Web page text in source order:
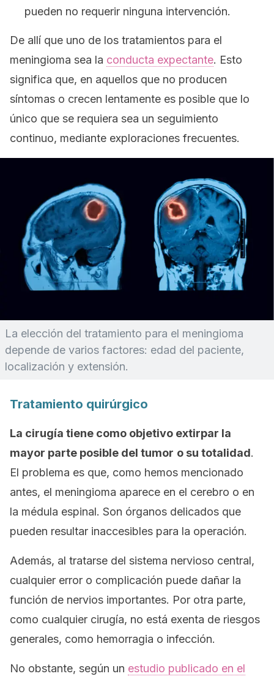
pueden no requerir ninguna intervención.
De allí que uno de los tratamientos para el
meningioma sea la conducta expectante. Esto
significa que, en aquellos que no producen
síntomas o crecen lentamente es posible que lo
único que se requiera sea un seguimiento
continuo, mediante exploraciones frecuentes.
La elección del tratamiento para el meningioma
depende de varios factores: edad del paciente,
localización y extensión.
Tratamiento quirúrgico
La cirugía tiene como objetivo extirpar la
mayor parte posible del tumor o su totalidad.
El problema es que, como hemos mencionado
antes, el meningioma aparece en el cerebro o en
la médula espinal. Son órganos delicados que
pueden resultar inaccesibles para la operación.
Además, al tratarse del sistema nervioso central,
cualquier error o complicación puede dañar la
función de nervios importantes. Por otra parte,
como cualquier cirugía, no está exenta de riesgos
generales, como hemorragia o infección.
No obstante, según un estudio publicado en el